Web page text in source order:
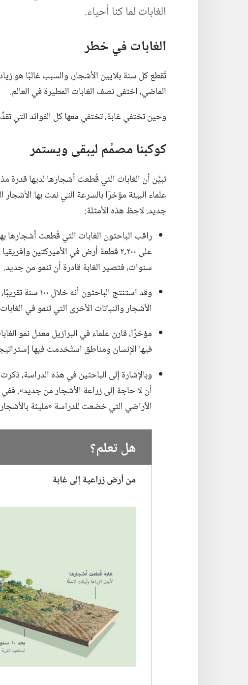
الغابات لما كنا أحياء.‏
الغابات في خطر
تُقطع كل سنة بلايين الأشجار،‏ والسبب غالبًا هو
الماضي،‏ اختفى نصف الغابات المطيرة في العالم.‏
وحين تختفي غابة،‏ تختفي معها كل الفوائد التي
كوكبنا مصمَّم ليبقى ويستمر
تبيَّن أن الغابات التي قُطعت أشجارها لديها قدرة
علماء البيئة مؤخرًا بالسرعة التي نمت بها
جديد.‏ لاحِظ هذه الأمثلة:‏
راقب الباحثون الغابات التي قُطعت
على ٢٠٠‏,٢ قطعة أرض في الأميركتين
سنوات،‏ فتصير الغابة قادرة أن تنمو من جديد.‏
وقد استنتج
الأشجار والنباتات الأخرى التي تنمو في
مؤخرًا،‏ قارن علماء في البرازيل معدل نمو
فيها الإنسان ومناطق استُخدمت فيها
وبالإشارة إلى الباحثين في هذه الدراسة،‏
أن لا حاجة إلى زراعة الأشجار من جديد».‏
الأراضي التي خضعت للدراسة «مليئة
هل تعلم؟‏
من أرض زراعية إلى غابة